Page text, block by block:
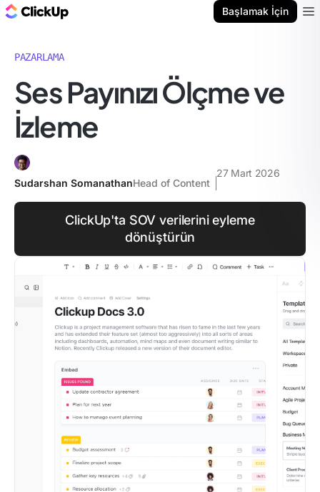
Başlamak İçin
PAZARLAMA
Ses Payınızı Ölçme ve
İzleme
Sudarshan SomanathanHead of Content
27 Mart 2026
ClickUp'ta SOV verilerini eyleme
dönüştürün